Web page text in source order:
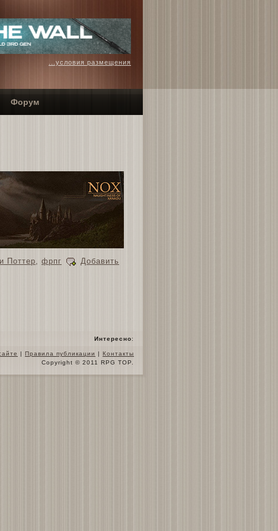
...условия размещения
Форум
Поттер фрпг
Добавить
Интересно:
| Правила публикации | Контакты
Copyright © 2011 RPG TOP.